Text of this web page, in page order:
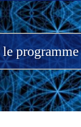
programme